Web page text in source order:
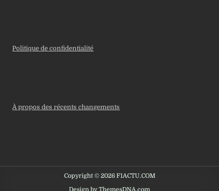
Politique de confidentialité
À propos des récents changements
Copyright © 2026 F1ACTU.COM
Design by ThemesDNA.com